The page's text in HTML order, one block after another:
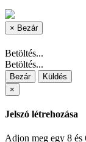
× Bezár
Betöltés...
Betöltés...
Bezár
Küldés
×
Jelszó létrehozása
Adjon meg egy 8 és